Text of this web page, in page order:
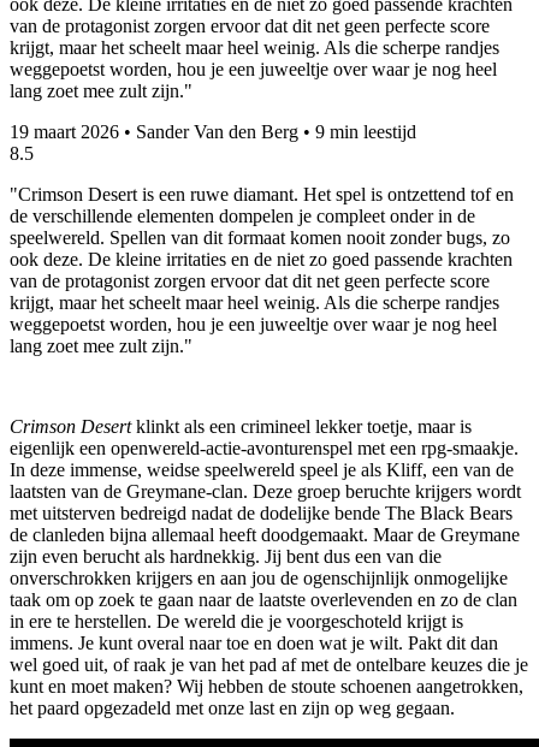
ook deze. De kleine irritaties en de niet zo goed passende krachten
van de protagonist zorgen ervoor dat dit net geen perfecte score
krijgt, maar het scheelt maar heel weinig. Als die scherpe randjes
weggepoetst worden, hou je een juweeltje over waar je nog heel
lang zoet mee zult zijn."
19 maart 2026 • Sander Van den Berg • 9 min leestijd
8.5
"Crimson Desert is een ruwe diamant. Het spel is ontzettend tof en
de verschillende elementen dompelen je compleet onder in de
speelwereld. Spellen van dit formaat komen nooit zonder bugs, zo
ook deze. De kleine irritaties en de niet zo goed passende krachten
van de protagonist zorgen ervoor dat dit net geen perfecte score
krijgt, maar het scheelt maar heel weinig. Als die scherpe randjes
weggepoetst worden, hou je een juweeltje over waar je nog heel
lang zoet mee zult zijn."
Crimson Desertklinkt als een crimineel lekker toetje, maar is
eigenlijk een openwereld-actie-avonturenspel met een rpg-smaakje.
In deze immense, weidse speelwereld speel je als Kliff, een van de
laatsten van de Greymane-clan. Deze groep beruchte krijgers wordt
met uitsterven bedreigd nadat de dodelijke bende The Black Bears
de clanleden bijna allemaal heeft doodgemaakt. Maar de Greymane
zijn even berucht als hardnekkig. Jij bent dus een van die
onverschrokken krijgers en aan jou de ogenschijnlijk onmogelijke
taak om op zoek te gaan naar de laatste overlevenden en zo de clan
in ere te herstellen. De wereld die je voorgeschoteld krijgt is
immens. Je kunt overal naar toe en doen wat je wilt. Pakt dit dan
wel goed uit, of raak je van het pad af met de ontelbare keuzes die je
kunt en moet maken? Wij hebben de stoute schoenen aangetrokken,
het paard opgezadeld met onze last en zijn op weg gegaan.